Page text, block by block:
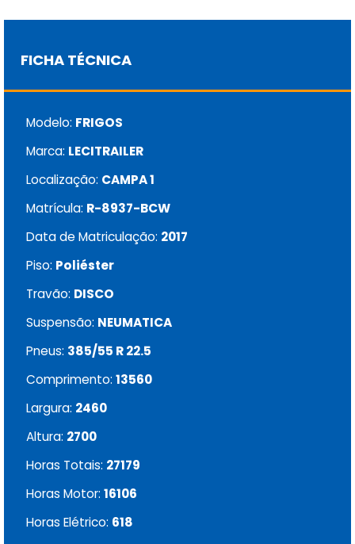
FICHA TÉCNICA
Modelo: FRIGOS
Marca: LECITRAILER
Localização: CAMPA 1
Matrícula: R-8937-BCW
Data de Matriculação: 2017
Piso: Poliéster
Travão: DISCO
Suspensão: NEUMATICA
Pneus: 385/55 R 22.5
Comprimento: 13560
Largura: 2460
Altura: 2700
Horas Totais: 27179
Horas Motor: 16106
Horas Elétrico: 618